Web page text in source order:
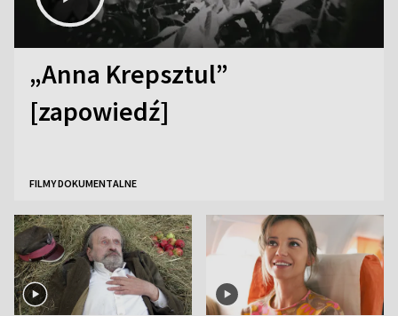
„Anna Krepsztul”
[zapowiedź]
FILMY DOKUMENTALNE